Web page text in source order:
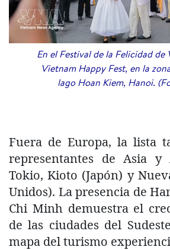
En el Festival de la Felicidad
Vietnam Happy Fest, en la
lago Hoan Kiem, Hanoi.
Fuera de Europa, la lista
representantes de Asia y
Tokio, Kioto (Japón) y
Unidos). La presencia de
Chi Minh demuestra el
de las ciudades del
mapa del turismo